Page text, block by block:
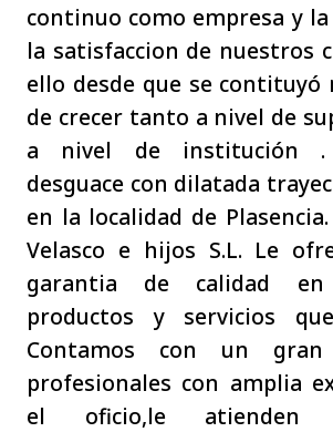
continuo como empresa y
la satisfaccion de nuestros
ello desde que se contituyó
de crecer tanto a nivel de
a nivel de institución .
desguace con dilatada
en la localidad de
Velasco e hijos S.L. Le
garantia de calidad
productos y servicios
Contamos con un
profesionales con amplia
el oficio,le atienden